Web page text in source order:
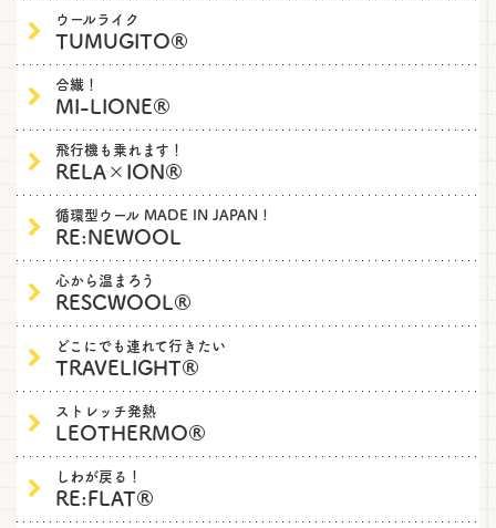
ウールライク
TUMUGITO®
合繊！
MI-LIONE®
飛行機も乗れます！
RELA×ION®
循環型ウール MADE IN JAPAN !
RE:NEWOOL
心から温まろう
RESCWOOL®
どこにでも連れて行きたい
TRAVELIGHT®
ストレッチ発熱
LEOTHERMO®
しわが戻る！
RE:FLAT®